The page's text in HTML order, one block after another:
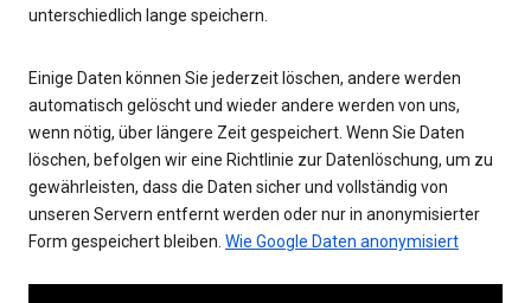
unterschiedlich lange speichern.
Einige Daten können Sie jederzeit löschen, andere werden
automatisch gelöscht und wieder andere werden von uns,
wenn nötig, über längere Zeit gespeichert. Wenn Sie Daten
löschen, befolgen wir eine Richtlinie zur Datenlöschung, um zu
gewährleisten, dass die Daten sicher und vollständig von
unseren Servern entfernt werden oder nur in anonymisierter
Form gespeichert bleiben. Wie Google Daten anonymisiert